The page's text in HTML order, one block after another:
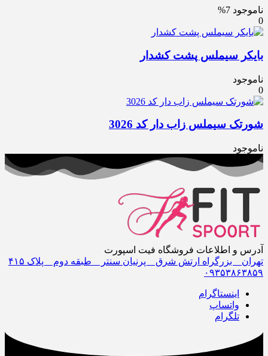
ناموجود 7%
0
بایکر سیملس پشت کشدار
ناموجود
0
شورتک سیملس زاب دار کد 3026
ناموجود
آدرس و اطلاعات فروشگاه فیت اسپورت
تهران _ بزرگراه ارتش شرق _ پرنیان سنتر _ طبقه دوم _ پلاک ۴١۵
٠٩٣۵٣٨۶٣٨۵٩
اینستاگرام
واتساپ
تلگرام